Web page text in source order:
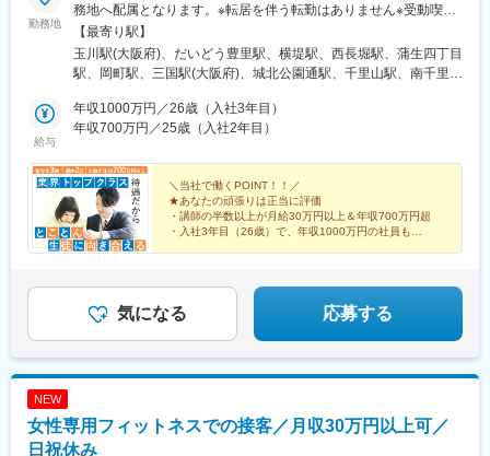
勤務地
務地へ配属となります。※転居を伴う転勤はありません※受動喫煙
対策：屋内全面禁煙【大阪府】■大阪市／福島本部教室、三国、都
島、東淀川、関目、鶴見、堀江、天王寺、城東、玉造、上本町、
天満■豊中市／桜塚、東豊中、柴原、服部、少路■箕面市／箕面■
上■池田市／池田【兵庫県】■伊丹市／伊丹■西宮市／西宮、甲東
園、苦楽園、甲子園■尼崎市／尼崎【本社（福島本部教室）】大阪
に新規開校を進め、さらに拡大する予定です！
【最寄り駅】
玉川駅(大阪府)、だいどう豊里駅、横堤駅、西長堀駅、蒲生四丁目
駅、岡町駅、三国駅(大阪府)、城北公園通駅、千里山駅、南千里
持寺駅、茨木市駅、高槻駅、池田駅(大阪府)、伊丹駅(阪急線)、中
山寺駅、門戸厄神駅、甲東園駅、甲陽園駅、苦楽園口駅、甲子園
駅、野田阪神駅、桜川駅(大阪府)
給与
年収1000万円／26歳（入社3年目）
年収700万円／25歳（入社2年目）
＼当社で働くPOINT！！／
★あなたの頑張りは正当に評価
・講師の半数以上が月給30万円以上＆年収700万円超
・入社3年目（26歳）で、年収1000万円の社員も！
気になる 応募する
NEW
女性専用フィットネスでの接客／月収30万円以上可／
日祝休み